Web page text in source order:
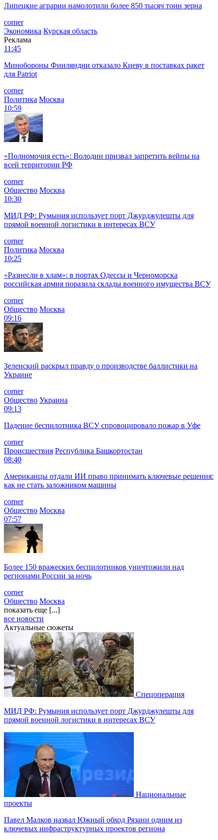
Липецкие аграрии намолотили более 850 тысяч тонн зерна
corner
Экономика Курская область
Реклама
11:45
Минобороны Финляндии отказало Киеву в поставках ракет
для Patriot
corner
Политика Москва
10:59
«Полномочия есть»: Володин призвал запретить вейпы на
всей территории РФ
corner
Общество Москва
10:30
МИД РФ: Румыния использует порт Джурджулешты для
прямой военной логистики в интересах ВСУ
corner
Политика Москва
10:25
«Разнесли в хлам»: в портах Одессы и Черноморска
российская армия поразила склады военного имущества ВСУ
corner
Общество Москва
09:16
Зеленский раскрыл правду о производстве баллистики на
Украине
corner
Общество Украина
09:13
Падение беспилотника ВСУ спровоцировало пожар в Уфе
corner
Происшествия Республика Башкортостан
08:40
Американцы отдали ИИ право принимать ключевые решения:
как не стать заложником машины
corner
Общество Москва
07:57
Более 150 вражеских беспилотников уничтожили над
регионами России за ночь
corner
Общество Москва
показать еще [...]
все новости
Актуальные сюжеты
Спецоперация
МИД РФ: Румыния использует порт Джурджулешты для
прямой военной логистики в интересах ВСУ
Национальные
проекты
Павел Малков назвал Южный обход Рязани одним из
ключевых инфраструктурных проектов региона